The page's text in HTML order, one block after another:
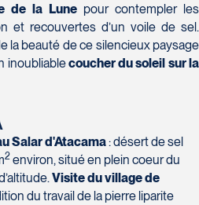
de la Lune pour contempler les
et recouvertes d’un voile de sel.
la beauté de ce silencieux paysage
inoubliablecoucher du soleil sur la
Salar d'Atacama: désert de sel
2 environ, situé en plein coeur du
Visite du village de
du travail de la pierre liparite